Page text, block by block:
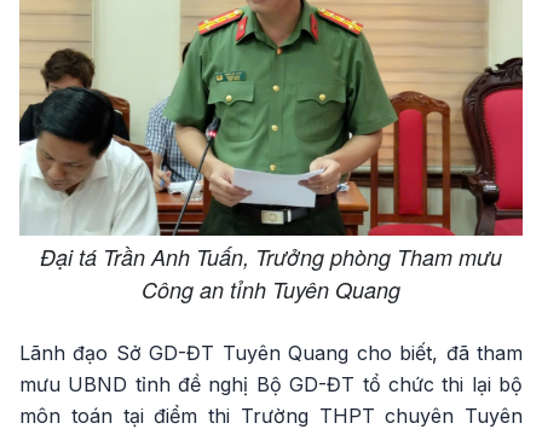
Đại tá Trần Anh Tuấn, Trưởng phòng Tham mưu
Công an tỉnh Tuyên Quang
Lãnh đạo Sở GD-ĐT Tuyên Quang cho biết, đã tham
mưu UBND tỉnh đề nghị Bộ GD-ĐT tổ chức thi lại bộ
môn toán tại điểm thi Trường THPT chuyên Tuyên